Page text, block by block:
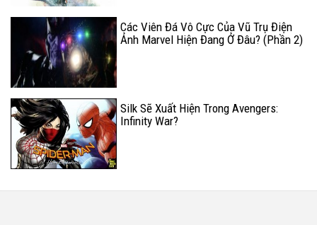
Các Viên Đá Vô Cực Của Vũ Trụ Điện
Ảnh Marvel Hiện Đang Ở Đâu? (Phần 2)
Silk Sẽ Xuất Hiện Trong Avengers:
Infinity War?